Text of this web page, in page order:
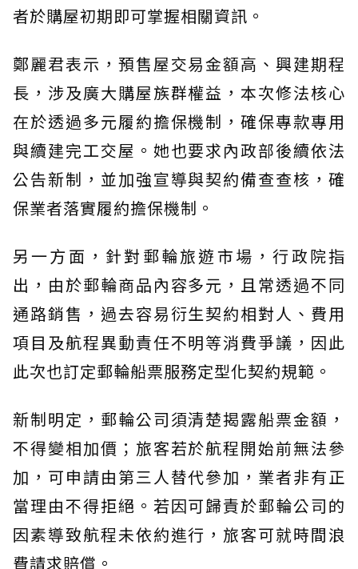
者於購屋初期即可掌握相關資訊。
鄭麗君表示，預售屋交易金額高、興建期程
長，涉及廣大購屋族群權益，本次修法核心
在於透過多元履約擔保機制，確保專款專用
與續建完工交屋。她也要求內政部後續依法
公告新制，並加強宣導與契約備查查核，確
保業者落實履約擔保機制。
另一方面，針對郵輪旅遊市場，行政院指
出，由於郵輪商品內容多元，且常透過不同
通路銷售，過去容易衍生契約相對人、費用
項目及航程異動責任不明等消費爭議，因此
此次也訂定郵輪船票服務定型化契約規範。
新制明定，郵輪公司須清楚揭露船票金額，
不得變相加價；旅客若於航程開始前無法參
加，可申請由第三人替代參加，業者非有正
當理由不得拒絕。若因可歸責於郵輪公司的
因素導致航程未依約進行，旅客可就時間浪
費請求賠償。